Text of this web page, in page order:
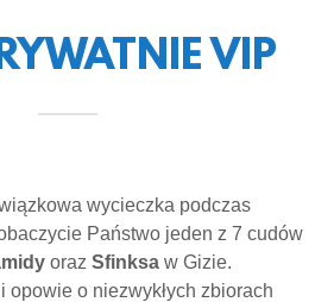
VIP
wycieczka podczas
Państwo jeden z 7 cudów
oraz Sfinksa w Gizie.
opowie o niezwykłych zbiorach